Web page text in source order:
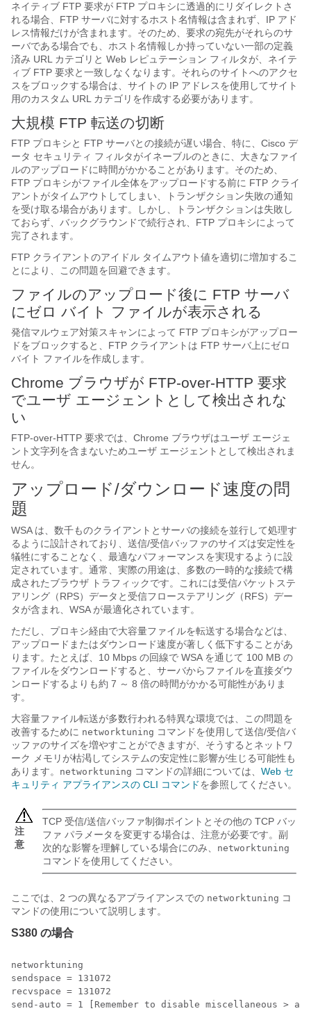
ネイティブ FTP 要求が FTP プロキシに透過的にリダイレクトさ
れる場合、FTP サーバに対するホスト名情報は含まれず、IP アド
レス情報だけが含まれます。そのため、要求の宛先がそれらのサ
ーバである場合でも、ホスト名情報しか持っていない一部の定義
済み URL カテゴリと Web レピュテーション フィルタが、ネイテ
ィブ FTP 要求と一致しなくなります。それらのサイトへのアクセ
スをブロックする場合は、サイトの IP アドレスを使用してサイト
用のカスタム URL カテゴリを作成する必要があります。
大規模 FTP 転送の切断
FTP プロキシと FTP サーバとの接続が遅い場合、特に、Cisco デ
ータ セキュリティ フィルタがイネーブルのときに、大きなファイ
ルのアップロードに時間がかかることがあります。そのため、
FTP プロキシがファイル全体をアップロードする前に FTP クライ
アントがタイムアウトしてしまい、トランザクション失敗の通知
を受け取る場合があります。しかし、トランザクションは失敗し
ておらず、バックグラウンドで続行され、FTP プロキシによって
完了されます。
FTP クライアントのアイドル タイムアウト値を適切に増加するこ
とにより、この問題を回避できます。
ファイルのアップロード後に FTP サーバ
にゼロ バイト ファイルが表示される
発信マルウェア対策スキャンによって FTP プロキシがアップロー
ドをブロックすると、FTP クライアントは FTP サーバ上にゼロ
バイト ファイルを作成します。
Chrome ブラウザが FTP-over-HTTP 要求
でユーザ エージェントとして検出されな
い
FTP-over-HTTP 要求では、Chrome ブラウザはユーザ エージェ
ント文字列を含まないためユーザ エージェントとして検出されま
せん。
アップロード/ダウンロード速度の問
題
WSA は、数千ものクライアントとサーバの接続を並行して処理す
るように設計されており、送信/受信バッファのサイズは安定性を
犠牲にすることなく、最適なパフォーマンスを実現するように設
定されています。通常、実際の用途は、多数の一時的な接続で構
成されたブラウザ トラフィックです。これには受信パケットステ
アリング（RPS）データと受信フローステアリング（RFS）デー
タが含まれ、WSA が最適化されています。
ただし、プロキシ経由で大容量ファイルを転送する場合などは、
アップロードまたはダウンロード速度が著しく低下することがあ
ります。たとえば、10 Mbps の回線で WSA を通じて 100 MB の
ファイルをダウンロードすると、サーバからファイルを直接ダウ
ンロードするよりも約 7 ～ 8 倍の時間がかかる可能性がありま
す。
大容量ファイル転送が多数行われる特異な環境では、この問題を
改善するために networktuning コマンドを使用して送信/受信バ
ッファのサイズを増やすことができますが、そうするとネットワ
ーク メモリが枯渇してシステムの安定性に影響が生じる可能性も
あります。 networktuning コマンドの詳細については、 Web セ
キュリティ アプライアンスの CLI コマンドを参照してください。
注
意
TCP 受信/送信バッファ制御ポイントとその他の TCP バッ
ファ パラメータを変更する場合は、注意が必要です。副
次的な影響を理解している場合にのみ、 networktuning
コマンドを使用してください。
ここでは、2 つの異なるアプライアンスでの networktuning コ
マンドの使用について説明します。
S380 の場合
networktuning
sendspace = 131072
recvspace = 131072
send-auto = 1 [Remember to disable miscellaneous >